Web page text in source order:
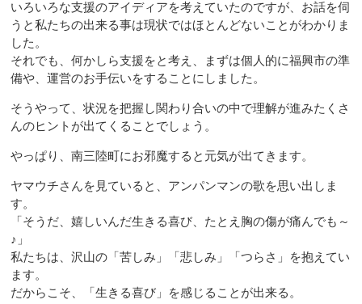
いろいろな支援のアイディアを考えていたのですが、お話を伺
うと私たちの出来る事は現状ではほとんどないことがわかりま
した。
それでも、何かしら支援をと考え、まずは個人的に福興市の準
備や、運営のお手伝いをすることにしました。
そうやって、状況を把握し関わり合いの中で理解が進みたくさ
んのヒントが出てくることでしょう。
やっぱり、南三陸町にお邪魔すると元気が出てきます。
ヤマウチさんを見ていると、アンパンマンの歌を思い出しま
す。
「そうだ、嬉しいんだ生きる喜び、たとえ胸の傷が痛んでも～
♪」
私たちは、沢山の「苦しみ」「悲しみ」「つらさ」を抱えてい
ます。
だからこそ、「生きる喜び」を感じることが出来る。